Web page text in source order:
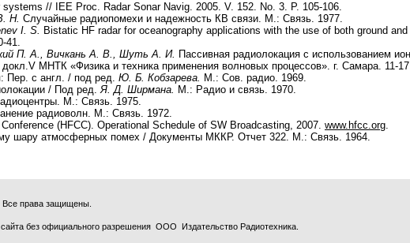
systems // IEE Proc. Radar Sonar Navig. 2005. V. 152. No. 3. P. 105-106.
Н. Случайные радиопомехи и надежность КВ связи. М.: Связь. 1977.
I. S. Bistatic HF radar for oceanography applications with the use of both ground
41.
П. А., Вичкань А. В., Шуть А. И. Пассивная радиолокация с использованием
МНТК «Физика и техника применения волновых процессов». г. Самара. 11-17
Пер. с англ. / под ред. Ю. Б. Кобзарева. М.: Сов. радио. 1969.
/ Под ред.Я. Д. Ширмана. М.: Радио и связь. 1970.
М.: Связь. 1975.
радиоволн. М.: Связь. 1972.
(HFCC). Operational Schedule of SW Broadcasting, 2007. www.hfcc.org.
шару атмосферных помех / Документы МККР. Отчет 322. М.: Связь. 1964.
права защищены.
без официального разрешения ООО Издательство Радиотехника.